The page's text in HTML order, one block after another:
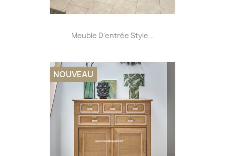
Meuble D'entrée Style...
NOUVEAU